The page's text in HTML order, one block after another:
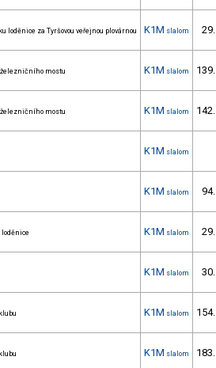
loděnice za Tyršovou veřejnou plovárnou K1M slalom 29.
železničního mostu K1M slalom 139.
železničního mostu K1M slalom 142.
K1M slalom
K1M slalom 94.
loděnice K1M slalom 29.
K1M slalom 30.
K1M slalom 154.
K1M slalom 183.